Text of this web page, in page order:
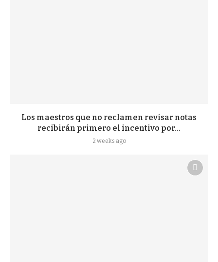
Los maestros que no reclamen revisar notas
recibirán primero el incentivo por...
2 weeks ago